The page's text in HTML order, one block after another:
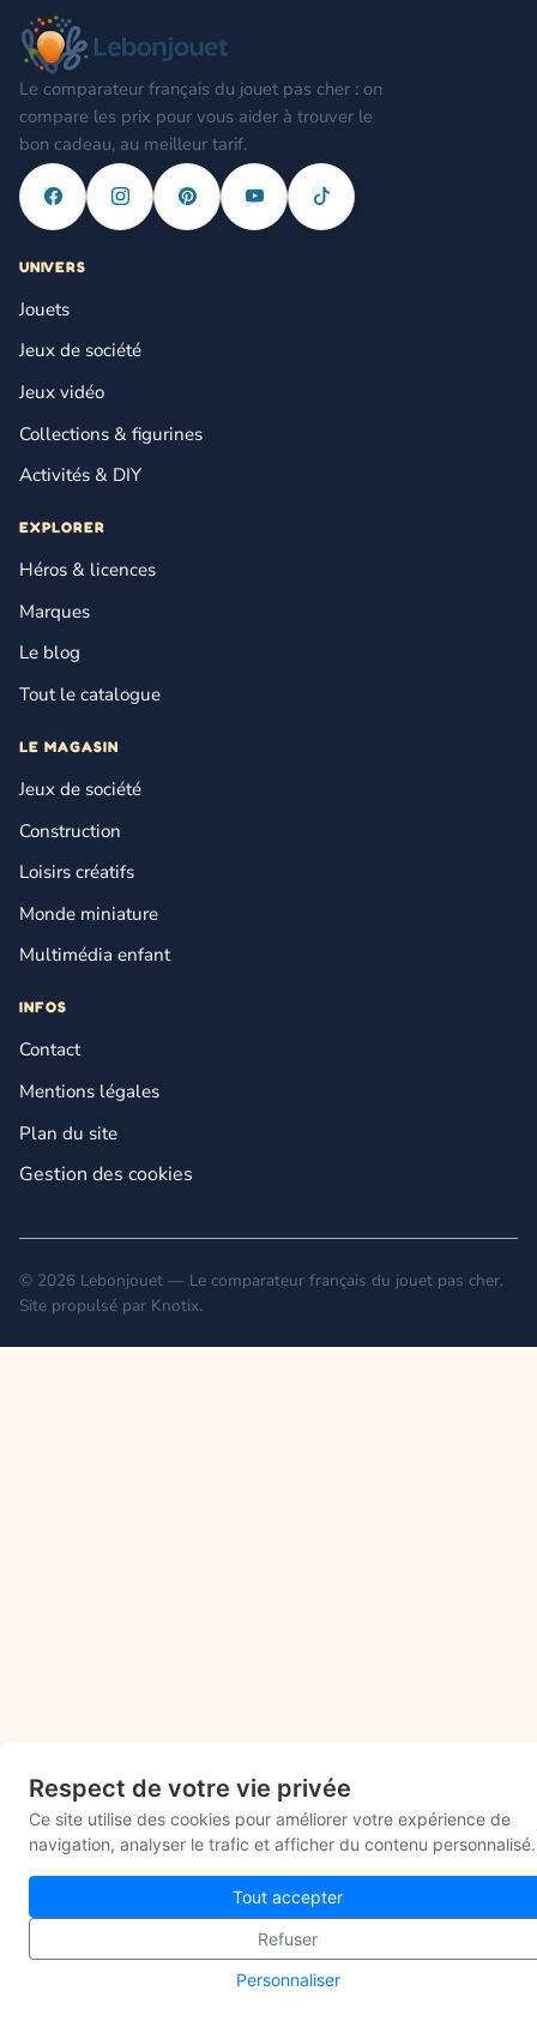
Respect de votre vie privée
Ce site utilise des cookies pour améliorer votre expérience de
navigation, analyser le trafic et afficher du contenu personnalisé.
Tout accepter
Refuser
Personnaliser
Le comparateur français du jouet pas cher : on
compare les prix pour vous aider à trouver le
bon cadeau, au meilleur tarif.
UNIVERS
Jouets
Jeux de société
Jeux vidéo
Collections & figurines
Activités & DIY
EXPLORER
Héros & licences
Marques
Le blog
Tout le catalogue
LE MAGASIN
Jeux de société
Construction
Loisirs créatifs
Monde miniature
Multimédia enfant
INFOS
Contact
Mentions légales
Plan du site
Gestion des cookies
© 2026 Lebonjouet — Le comparateur français du jouet pas cher.
Site propulsé par Knotix.